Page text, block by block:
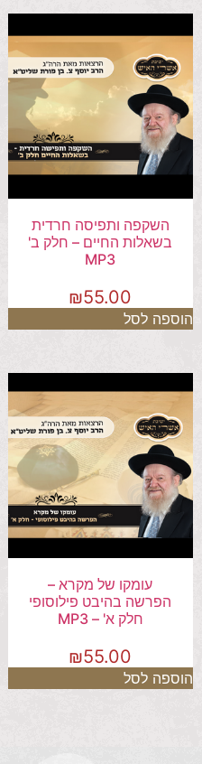
השקפה ותפיסה חרדית
בשאלות החיים – חלק ב'
MP3
₪55.00
הוספה לסל
עומקו של מקרא –
הפרשה בהיבט פילוסופי
חלק א' – MP3
₪55.00
הוספה לסל